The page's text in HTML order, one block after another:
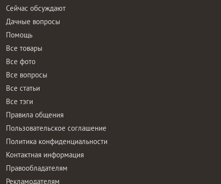
Сейчас обсуждают
Дачные вопросы
Помощь
Все товары
Все фото
Все вопросы
Все статьи
Все тэги
Правила общения
Пользовательское соглашение
Политика конфиденциальности
Контактная информация
Правообладателям
Рекламодателям